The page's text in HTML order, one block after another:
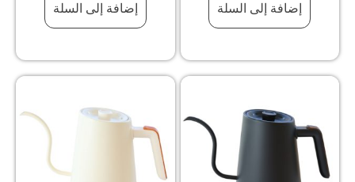
إضافة إلى السلة إضافة إلى السلة